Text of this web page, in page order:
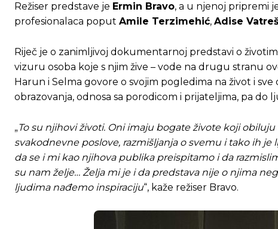
Režiser predstave je Ermin Bravo, a u njenoj pripremi
profesionalaca poput Amile Terzimehić, Adise
Riječ je o zanimljivoj dokumentarnoj predstavi o
vizuru osoba koje s njim žive – vode na drugu stranu
Harun i Selma govore o svojim pogledima na život i
obrazovanja, odnosa sa porodicom i prijateljima, pa do
„To su njihovi životi. Oni imaju bogate živote koji
svakodnevne poslove, razmišljanja o svemu i tako ih
da se i mi kao njihova publika preispitamo i da
su nam želje… Želja mi je i da predstava nije o njima
ljudima nađemo inspiraciju“, kaže režiser Bravo.